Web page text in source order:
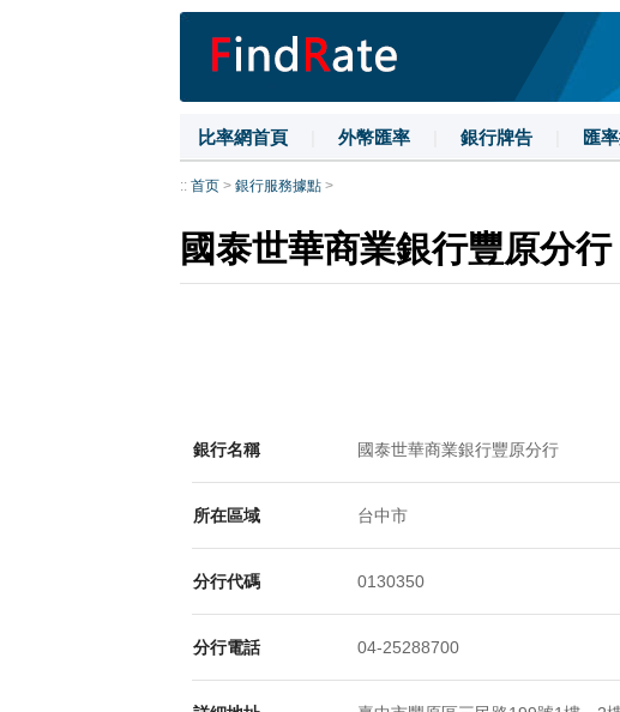
比率網首頁 外幣匯率 銀行牌告 匯
:: 首页> 銀行服務據點>
國泰世華商業銀行豐原分行
銀行名稱 國泰世華商業銀行豐原分行
所在區域 台中市
分行代碼 0130350
分行電話 04-25288700